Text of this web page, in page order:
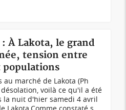
À Lakota, le grand
tension entre
populations
au marché de Lakota (Ph
désolation, voilà ce qu'il a été
la nuit d'hier samedi 4 avril